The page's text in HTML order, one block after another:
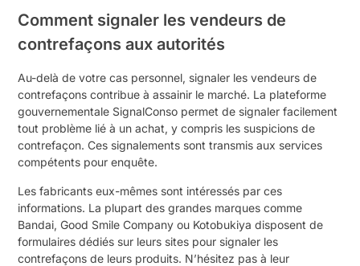
Comment signaler les vendeurs de
contrefaçons aux autorités
Au-delà de votre cas personnel, signaler les vendeurs de
contrefaçons contribue à assainir le marché. La plateforme
gouvernementale SignalConso permet de signaler facilement
tout problème lié à un achat, y compris les suspicions de
contrefaçon. Ces signalements sont transmis aux services
compétents pour enquête.
Les fabricants eux-mêmes sont intéressés par ces
informations. La plupart des grandes marques comme
Bandai, Good Smile Company ou Kotobukiya disposent de
formulaires dédiés sur leurs sites pour signaler les
contrefaçons de leurs produits. N’hésitez pas à leur